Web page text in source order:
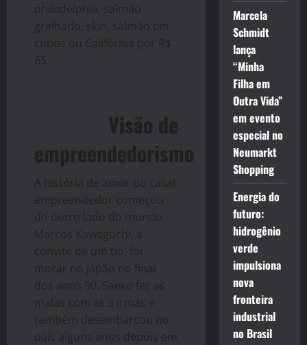
philadelphia, salmão
grelhado, skin, salmão em
cubos ou Califórnia por R$
65.
Visão de
empreendedorismo
A história de amor do casal
empreendedor começou
do outro lado do mundo.
Marcos Kawaguchi, a
convite de um tio, foi
morar no Japão no final
dos anos 90. Saeko fez as
malas com as 3 irmãs e
também desembarcou no
país alguns anos depois em
Marcela
Schmidt
lança
“Minha
Filha em
Outra Vida”
em evento
especial no
Neumarkt
Shopping
Energia do
futuro:
hidrogênio
verde
impulsiona
nova
fronteira
industrial
no Brasil